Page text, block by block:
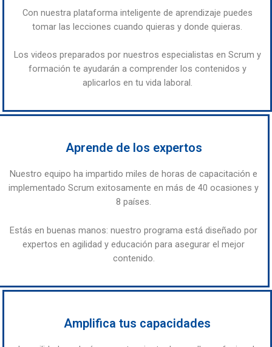
Con nuestra plataforma inteligente de aprendizaje puedes
tomar las lecciones cuando quieras y donde quieras.
Los videos preparados por nuestros especialistas en Scrum y
formación te ayudarán a comprender los contenidos y
aplicarlos en tu vida laboral.
Aprende de los expertos
Nuestro equipo ha impartido miles de horas de capacitación e
implementado Scrum exitosamente en más de 40 ocasiones y
8 países.
Estás en buenas manos: nuestro programa está diseñado por
expertos en agilidad y educación para asegurar el mejor
contenido.
Amplifica tus capacidades